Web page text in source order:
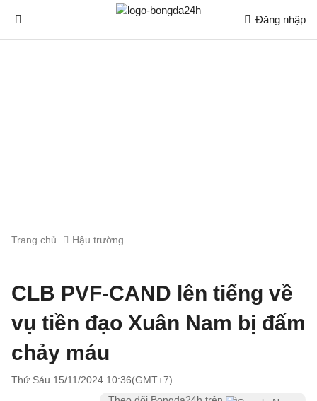
Đăng nhập
Trang chủ Hậu trường
CLB PVF-CAND lên tiếng về
vụ tiền đạo Xuân Nam bị đấm
chảy máu
Thứ Sáu 15/11/2024 10:36(GMT+7)